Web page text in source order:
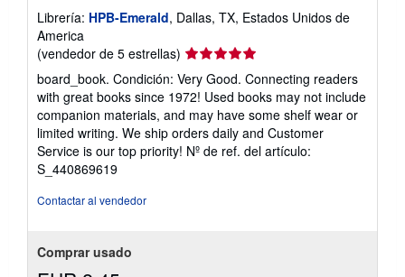
Librería: HPB-Emerald, Dallas, TX, Estados Unidos de
America
(vendedor de 5 estrellas) Calificación
del
vendedor:
5
de
5
estrellas
board_book. Condición: Very Good. Connecting readers
with great books since 1972! Used books may not include
companion materials, and may have some shelf wear or
limited writing. We ship orders daily and Customer
Service is our top priority! Nº de ref. del artículo:
S_440869619
Contactar al vendedor
Comprar usado